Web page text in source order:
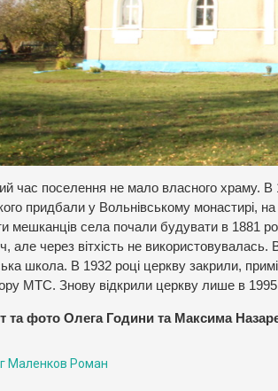
час поселення не мало власного храму.
придбали у Вольнівському монастирі,
мешканців села почали будувати в 1881
але через вітхість не
школа. В 1932 році церкву закрили,
МТС. Знову відкрили церкву лише в 1995
та фото Олега Години та Максима
Маленков Роман